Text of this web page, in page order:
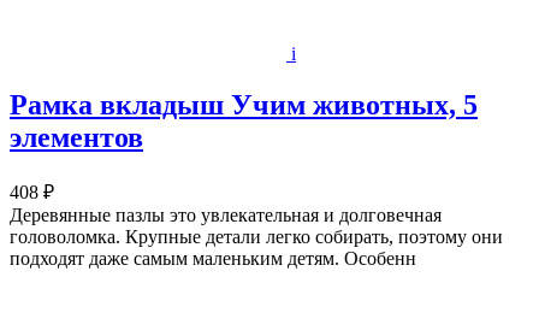
i
Рамка вкладыш Учим животных, 5
элементов
408 ₽
Деревянные пазлы это увлекательная и долговечная
головоломка. Крупные детали легко собирать, поэтому они
подходят даже самым маленьким детям. Особенн